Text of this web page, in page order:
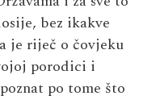
bez ikakve
je riječ o čovjeku
porodici i
po tome što